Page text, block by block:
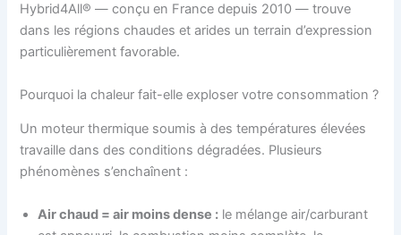
Hybrid4All® — conçu en France depuis 2010 — trouve
dans les régions chaudes et arides un terrain d’expression
particulièrement favorable.
Pourquoi la chaleur fait-elle exploser votre consommation ?
Un moteur thermique soumis à des températures élevées
travaille dans des conditions dégradées. Plusieurs
phénomènes s’enchaînent :
Air chaud = air moins dense : le mélange air/carburant